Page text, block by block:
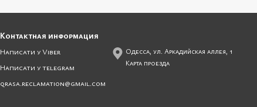
Контактная информация
Написати у Viber
Написати у telegram
qrasa.reclamation@gmail.com
Одесса, ул. Аркадийская аллея, 1
Карта проезда